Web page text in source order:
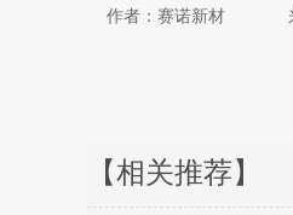
作者：赛诺新材 来源
【相关推荐】